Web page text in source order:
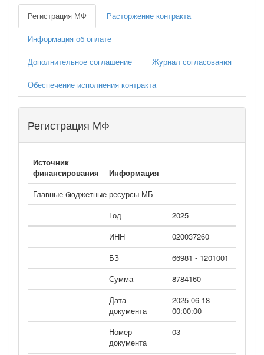
Регистрация МФ Расторжение контракта
Информация об оплате
Дополнительное соглашение Журнал согласования
Обеспечение исполнения контракта
Регистрация МФ
Источник
финансирования
Информация
Главные бюджетные ресурсы МБ
Год
2025
ИНН
020037260
БЗ
66981 - 1201001
Сумма
8784160
Дата
документа
2025-06-18
00:00:00
Номер
документа
03